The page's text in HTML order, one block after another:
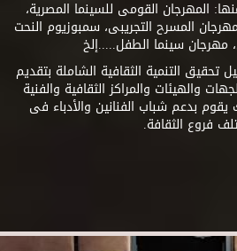
المهرجان القومى للسينما المصرية،
المسرح التجريبى، سمبوزيوم النحت
مهرجان سينما الطفل.....إلخ
التنمية الثقافية الشاملة بتقديم
والهيئات والمراكز الثقافية والفنية
يقوم بدعم شباب الفنانين والأدباء فى
فروع الثقافة.